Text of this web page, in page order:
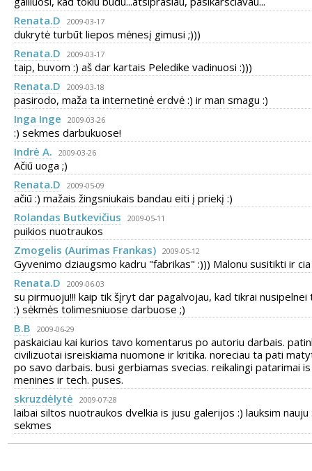
Renata.D
2009-03-17
dukrytė turbūt liepos mėnesį gimusi ;)))
Renata.D
2009-03-17
taip, buvom :) aš dar kartais Peledike vadinuosi :)))
Renata.D
2009-03-18
pasirodo, maža ta internetinė erdvė :) ir man smagu :)
Inga Inge
2009-03-26
:) sekmes darbukuose!
Indrė A.
2009-03-26
Ačiū uoga ;)
Renata.D
2009-05-09
ačiū :) mažais žingsniukais bandau eiti į priekį :)
Rolandas Butkevičius
2009-05-11
puikios nuotraukos
Zmogelis (Aurimas Frankas) 2009-05-12
Gyvenimo dziaugsmo kadru "fabrikas" :))) Malonu susitikti ir cia
Renata.D
2009-06-03
su pirmuoju!!! kaip tik šįryt dar pagalvojau, kad tikrai nusipelnei
:) sėkmės tolimesniuose darbuose ;)
B.B
2009-06-29
paskaiciau kai kurios tavo komentarus po autoriu darbais.
civilizuotai isreiskiama nuomone ir kritika. noreciau ta pati
po savo darbais. busi gerbiamas svecias. reikalingi patarimai is
menines ir tech. puses.
skruzdėlytė
2009-07-28
laibai siltos nuotraukos dvelkia is jusu galerijos :) lauksim nauju
sekmes